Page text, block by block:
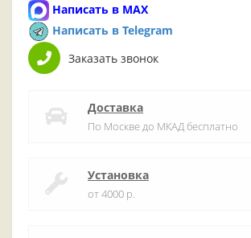
Написать в MAX
Написать в Telegram
Заказать звонок
Доставка
По Москве до МКАД бесплатно
Установка
от 4000 р.